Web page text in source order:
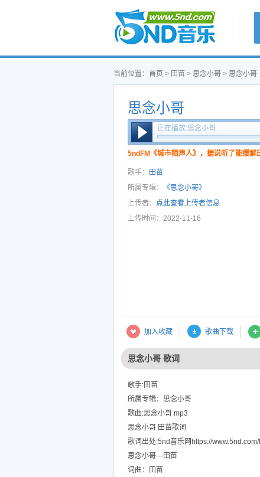
首页
当前位置： 首页 > 田苗 > 思念小哥 > 思念小哥
思念小哥
正在播放:思念小哥
5ndFM《城市陌声人》，据说听了能缓解
歌手：
田苗
所属专辑：
《思念小哥》
上传者： 点此查看上传者信息
上传时间：2022-11-16
加入收藏 歌曲下载
思念小哥 歌词
歌手:田苗
所属专辑：思念小哥
歌曲:思念小哥 mp3
思念小哥 田苗歌词
歌词出处:5nd音乐网https://
思念小哥—田苗
词曲：田苗